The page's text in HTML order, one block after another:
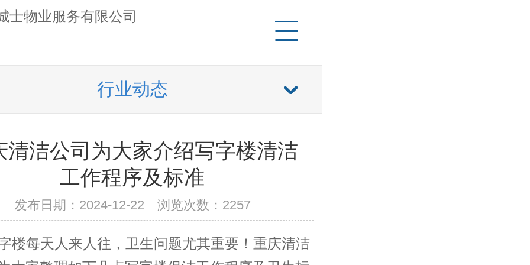
行业动态
清洁公司为大家介绍写字楼清洁
工作程序及标准
发布日期：2024-12-22 浏览次数：2257
天人来人往，卫生问题尤其重要！重庆清洁